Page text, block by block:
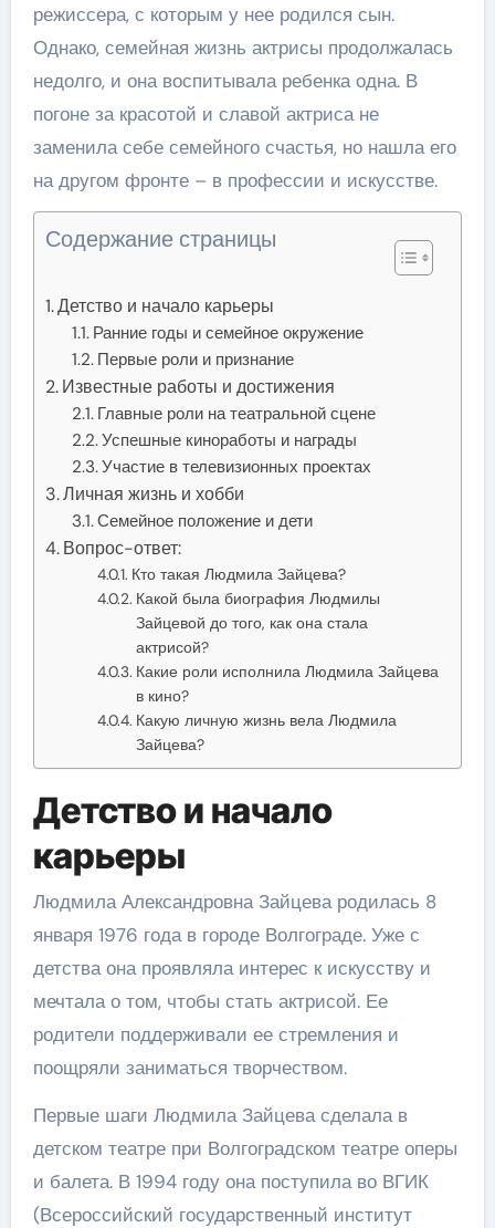
режиссера, с которым у нее родился сын.
Однако, семейная жизнь актрисы продолжалась
недолго, и она воспитывала ребенка одна. В
погоне за красотой и славой актриса не
заменила себе семейного счастья, но нашла его
на другом фронте – в профессии и искусстве.
Содержание страницы
Детство и начало карьеры
Ранние годы и семейное окружение
Первые роли и признание
Известные работы и достижения
Главные роли на театральной сцене
Успешные киноработы и награды
Участие в телевизионных проектах
Личная жизнь и хобби
Семейное положение и дети
Вопрос-ответ:
Кто такая Людмила Зайцева?
Какой была биография Людмилы
Зайцевой до того, как она стала
актрисой?
Какие роли исполнила Людмила Зайцева
в кино?
Какую личную жизнь вела Людмила
Зайцева?
Детство и начало
карьеры
Людмила Александровна Зайцева родилась 8
января 1976 года в городе Волгограде. Уже с
детства она проявляла интерес к искусству и
мечтала о том, чтобы стать актрисой. Ее
родители поддерживали ее стремления и
поощряли заниматься творчеством.
Первые шаги Людмила Зайцева сделала в
детском театре при Волгоградском театре оперы
и балета. В 1994 году она поступила во ВГИК
(Всероссийский государственный институт